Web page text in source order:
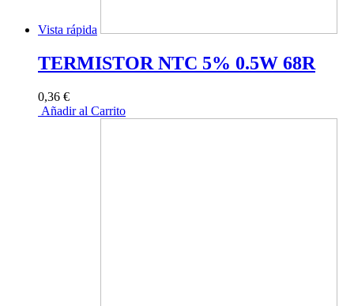
Vista rápida
TERMISTOR NTC 5% 0.5W 68R
0,36 €
Añadir al Carrito